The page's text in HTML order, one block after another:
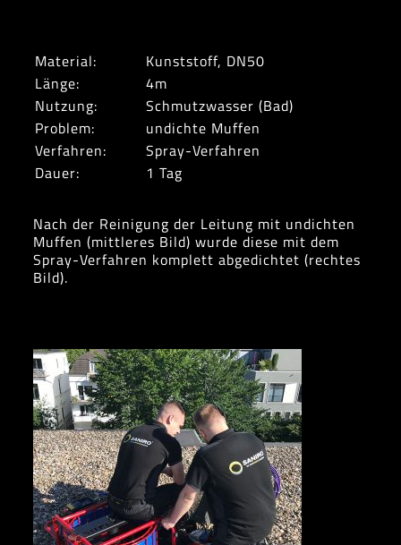
Material:
Kunststoff, DN50
Länge:
4m
Nutzung:
Schmutzwasser (Bad)
Problem:
undichte Muffen
Verfahren:
Spray-Verfahren
Dauer:
1 Tag
Nach der Reinigung der Leitung mit undichten
Muffen (mittleres Bild) wurde diese mit dem
Spray-Verfahren komplett abgedichtet (rechtes
Bild).